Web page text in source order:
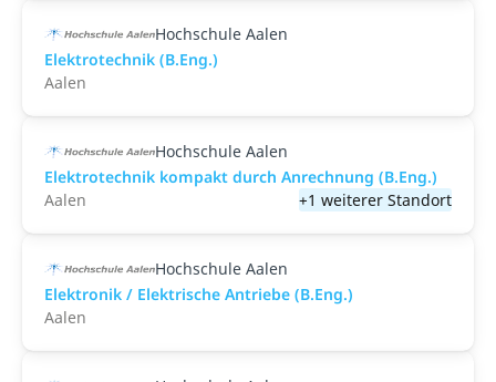
Hochschule Aalen
Elektrotechnik (B.Eng.)
Aalen
Hochschule Aalen
Elektrotechnik kompakt durch Anrechnung (B.Eng.)
Aalen
+1 weiterer Standort
Hochschule Aalen
Elektronik / Elektrische Antriebe (B.Eng.)
Aalen